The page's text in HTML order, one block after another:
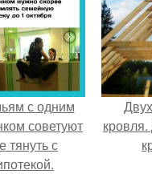
с одним
советуют
тянуть с